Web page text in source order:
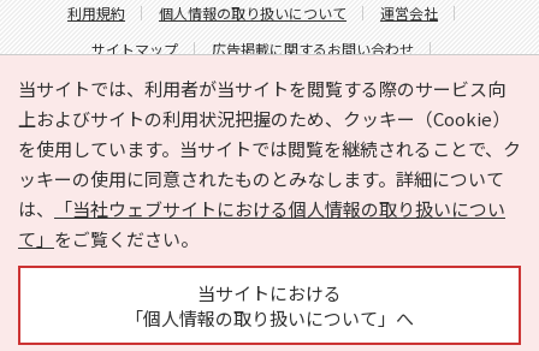
当サイトでは、利用者が当サイトを閲覧する際のサービス向
上およびサイトの利用状況把握のため、クッキー（Cookie）
を使用しています。当サイトでは閲覧を継続されることで、ク
ッキーの使用に同意されたものとみなします。詳細について
は、
「当社ウェブサイトにおける個人情報の取り扱いについ
て」 をご覧ください。
当サイトにおける
「個人情報の取り扱いについて」へ
利用規約
個人情報の取り扱いについて
運営会社
サイトマップ
広告掲載に関するお問い合わせ
サイトの内容に関するお問い合わせ
Copyright © HYOJITO.Co.,Ltd. All Rights Reserved.